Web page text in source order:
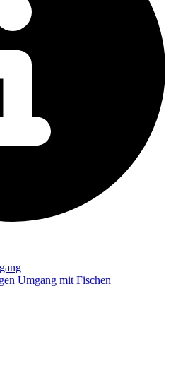
Umgang mit Fischen